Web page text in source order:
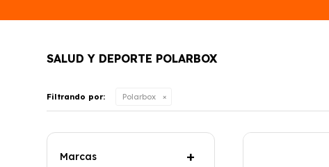
SALUD Y DEPORTE POLARBOX
Filtrando por: Polarbox
Marcas